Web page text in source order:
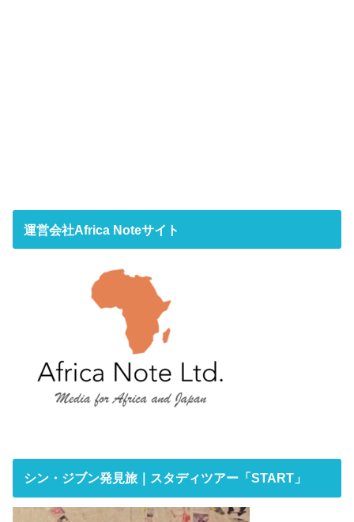
運営会社Africa Noteサイト
シン・ジブン発見旅｜スタディツアー「START」